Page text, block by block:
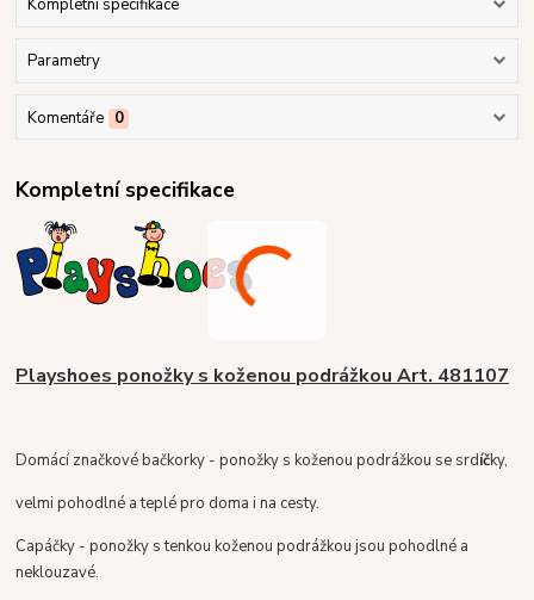
Kompletní specifikace
Parametry
Komentáře 0
Kompletní specifikace
Playshoes ponožky s koženou podrážkou Art. 481107
Domácí značkové bačkorky - ponožky s koženou podrážkou se srdíčky,
velmi pohodlné a teplé pro doma i na cesty.
Capáčky - ponožky s tenkou koženou podrážkou jsou pohodlné a
neklouzavé.